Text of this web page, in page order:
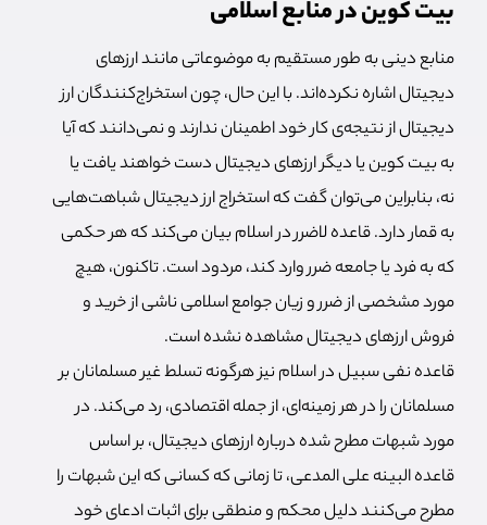
بیت کوین در منابع اسلامی
منابع دینی به طور مستقیم به موضوعاتی مانند ارزهای
دیجیتال اشاره نکرده‌اند. با این حال، چون استخراج‌کنندگان ارز
دیجیتال از نتیجه‌ی کار خود اطمینان ندارند و نمی‌دانند که آیا
به بیت کوین یا دیگر ارزهای دیجیتال دست خواهند یافت یا
نه، بنابراین می‌توان گفت که استخراج ارز دیجیتال شباهت‌هایی
به قمار دارد. قاعده لاضرر در اسلام بیان می‌کند که هر حکمی
که به فرد یا جامعه ضرر وارد کند، مردود است. تاکنون، هیچ
مورد مشخصی از ضرر و زیان جوامع اسلامی ناشی از خرید و
فروش ارزهای دیجیتال مشاهده نشده است.
قاعده نفی سبیل در اسلام نیز هرگونه تسلط غیر مسلمانان بر
مسلمانان را در هر زمینه‌ای، از جمله اقتصادی، رد می‌کند. در
مورد شبهات مطرح شده درباره ارزهای دیجیتال، بر اساس
قاعده البینه علی المدعی، تا زمانی که کسانی که این شبهات را
مطرح می‌کنند دلیل محکم و منطقی برای اثبات ادعای خود